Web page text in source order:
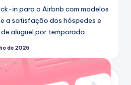
in para o Airbnb com modelos
a satisfação dos hóspedes e
aluguel por temporada.
de 2025